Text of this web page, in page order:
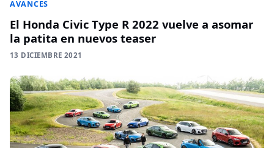
AVANCES
El Honda Civic Type R 2022 vuelve a asomar
la patita en nuevos teaser
13 DICIEMBRE 2021